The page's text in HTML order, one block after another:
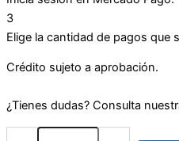
3
Elige la cantidad de pagos que
Crédito sujeto a aprobación.
¿Tienes dudas? Consulta
Itinerario